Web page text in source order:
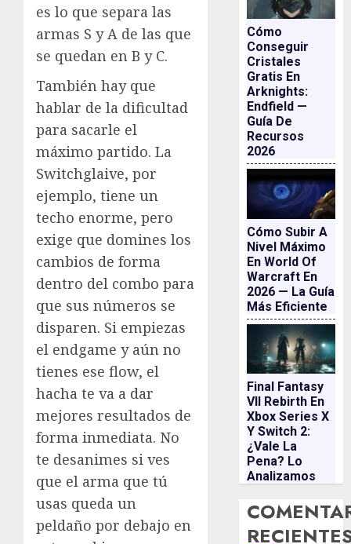
es lo que separa las
armas S y A de las que
se quedan en B y C.
También hay que
hablar de la dificultad
para sacarle el
máximo partido. La
Switchglaive, por
ejemplo, tiene un
techo enorme, pero
exige que domines los
cambios de forma
dentro del combo para
que sus números se
disparen. Si empiezas
el endgame y aún no
tienes ese flow, el
hacha te va a dar
mejores resultados de
forma inmediata. No
te desanimes si ves
que el arma que tú
usas queda un
peldaño por debajo en
Cómo
Conseguir
Cristales
Gratis En
Arknights:
Endfield —
Guía De
Recursos
2026
Cómo Subir A
Nivel Máximo
En World Of
Warcraft En
2026 — La Guía
Más Eficiente
Final Fantasy
VII Rebirth En
Xbox Series X
Y Switch 2:
¿vale La
Pena? Lo
Analizamos